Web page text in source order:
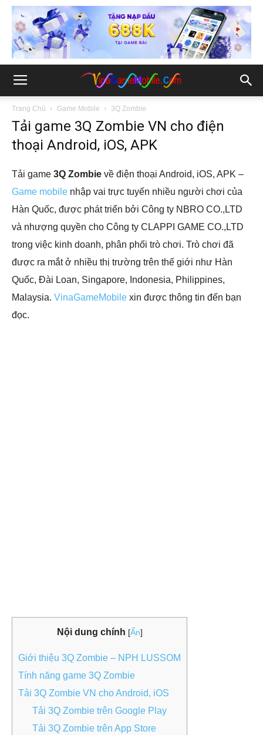
Trang Chủ Game Mobile 3Q Zombie
Tải game 3Q Zombie VN cho điện
thoại Android, iOS, APK
Tải game 3Q Zombie về điện thoại Android, iOS, APK –
Game mobile nhập vai trực tuyến nhiều người chơi của
Hàn Quốc, được phát triển bởi Công ty NBRO CO.,LTD
và nhượng quyền cho Công ty CLAPPI GAME CO.,LTD
trong việc kinh doanh, phân phối trò chơi. Trò chơi đã
được ra mắt ở nhiều thị trường trên thế giới như Hàn
Quốc, Đài Loan, Singapore, Indonesia, Philippines,
Malaysia. VinaGameMobile xin được thông tin đến bạn
đọc.
Nội dung chính [Ẩn]
Giới thiệu 3Q Zombie – NPH LUSSOM
Tính năng game 3Q Zombie
Tải 3Q Zombie VN cho Android, iOS
Tải 3Q Zombie trên Google Play
Tải 3Q Zombie trên App Store